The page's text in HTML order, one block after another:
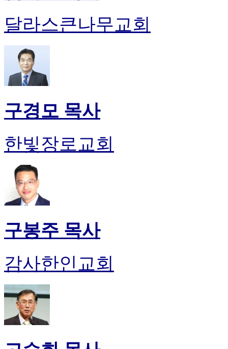
달라스큰나무교회
구경모 목사
한빛장로교회
구봉주 목사
감사한인교회